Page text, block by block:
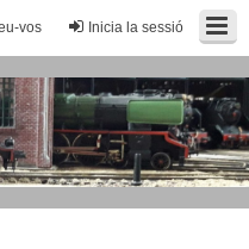
Inicia la sessió
vos